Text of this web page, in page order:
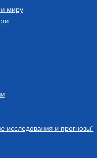
миру
исследования и прогнозы"